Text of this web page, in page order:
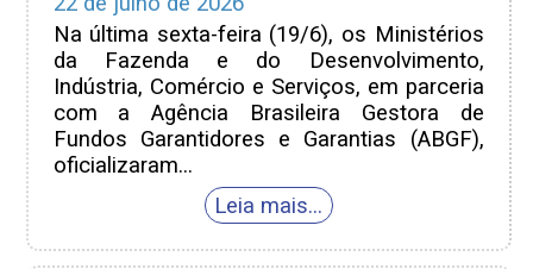
Na última sexta-feira (19/6), os Ministérios
da Fazenda e do Desenvolvimento,
Indústria, Comércio e Serviços, em parceria
com a Agência Brasileira Gestora de
Fundos Garantidores e Garantias (ABGF),
oficializaram...